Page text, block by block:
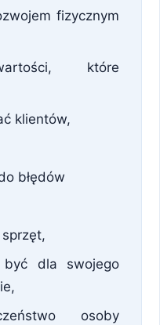
fizycznym
które
klientów,
błędów
dla swojego
osoby